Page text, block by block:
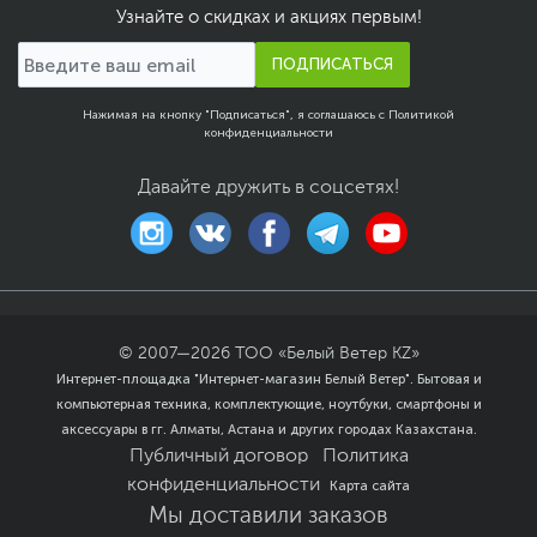
были доступны сразу.
Альбомы для рисования– отличаются количеством
листов. Плотность бумаги у альбомов подходит как
для рисования карандашами, фломастерами, так и
При сравнении разных вариантов обратите внимание на
товаров на сайте.
Доставка и оплата
осуществляем в Алматы, Астана, Караганду,
Заказ интернет-магазина можно забрать в пункте
Караганде
Костанае,Темиртау,Рудноми Жезказганеили заказать с
доставкой курьером на дом.
можно разными способами, среди которых:
наличные;
Узнайте о скидках и акциях первым!
ПОДПИСАТЬСЯ
Нажимая на кнопку "Подписаться", я соглашаюсь с Политикой
конфиденциальности
Давайте дружить в соцсетях!
© 2007—2026
ТОО «Белый Ветер KZ»
Интернет-площадка "Интернет-магазин Белый Ветер". Бытовая и
компьютерная техника, комплектующие, ноутбуки, смартфоны и
аксессуары в гг. Алматы, Астана и других городах Казахстана.
Публичный договор
Политика
конфиденциальности
Карта сайта
Мы доставили заказов